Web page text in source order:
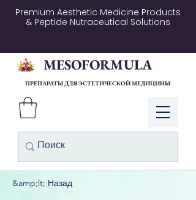
Premium Aesthetic Medicine Products
& Peptide Nutraceutical Solutions
Войти
MESOFORMULA
ПРЕПАРАТЫ ДЛЯ ЭСТЕТИЧЕСКОЙ МЕДИЦИНЫ
&amp;lt; Назад